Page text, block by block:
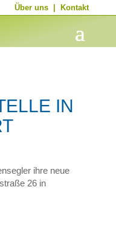
Über uns Kontakt
IN
ihre neue
26 in